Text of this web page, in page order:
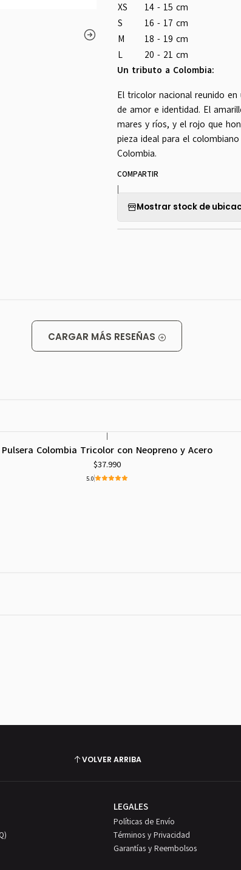
XS
14 - 15 cm
S
16 - 17 cm
M
18 - 19 cm
L
20 - 21 cm
Un tributo a Colombia:
El tricolor nacional reunido
de amor e identidad. El
mares y ríos, y el rojo que
pieza ideal para el
Colombia.
COMPARTIR
|
Mostrar stock de
CARGAR MÁS RESEÑAS
Pulsera Colombia Tricolor con Neopreno y Acero
$37.990
5.0
VOLVER ARRIBA
LEGALES
Políticas de Envío
Términos y Privacidad
Garantías y Reembolsos